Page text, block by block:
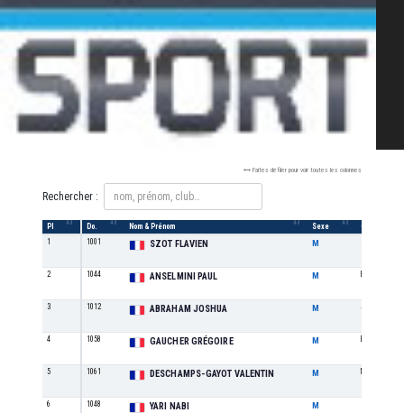
Signaler une erreur XLS PDF
FILTRER
Tous
Hommes
Femmes
CAT.
123 coureurs
Faites défiler pour voir toutes les colonnes
Rechercher :
Pl Do. Nom & Prénom Sexe
Catégorie
1
1001 SZOT FLAVIEN M
2 1044 ANSELMINI PAUL M ES
3 1012 ABRAHAM JOSHUA M JU
4 1058 GAUCHER GRÉGOIRE M ES
5 1061 DESCHAMPS-GAYOT VALENTIN M M0
6 1048 YARI NABI M